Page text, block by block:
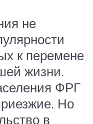
не
к перемене
жизни.
ФРГ
Но
в